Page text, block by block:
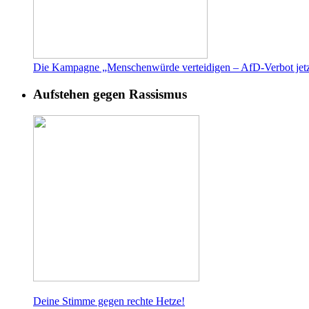
Die Kampagne „Menschenwürde verteidigen – AfD-Verbot
Aufstehen gegen Rassismus
Deine Stimme gegen rechte Hetze!